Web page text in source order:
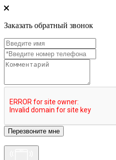
Заказать обратный звонок